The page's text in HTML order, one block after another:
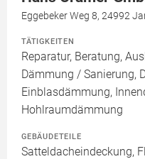
Eggebeker Weg 8, 24992
TÄTIGKEITEN
Reparatur, Beratung,
Dämmung / Sanierung,
Einblasdämmung,
Hohlraumdämmung
GEBÄUDETEILE
Satteldacheindeckung,